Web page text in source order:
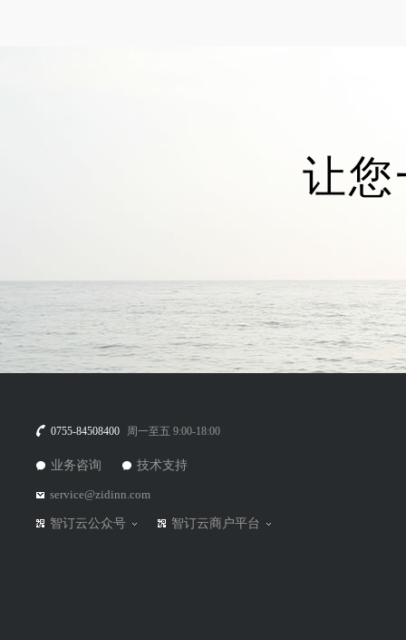
让
0755-84508400 周一至五 9:00-18:00
业务咨询 技术支持
service@zidinn.com
智订云公众号 智订云商户平台